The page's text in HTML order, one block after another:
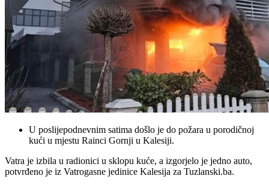
U poslijepodnevnim satima došlo je do požara u porodičnoj
kući u mjestu Rainci Gornji u Kalesiji.
Vatra je izbila u radionici u sklopu kuće, a izgorjelo je jedno auto,
potvrđeno je iz Vatrogasne jedinice Kalesija za Tuzlanski.ba.